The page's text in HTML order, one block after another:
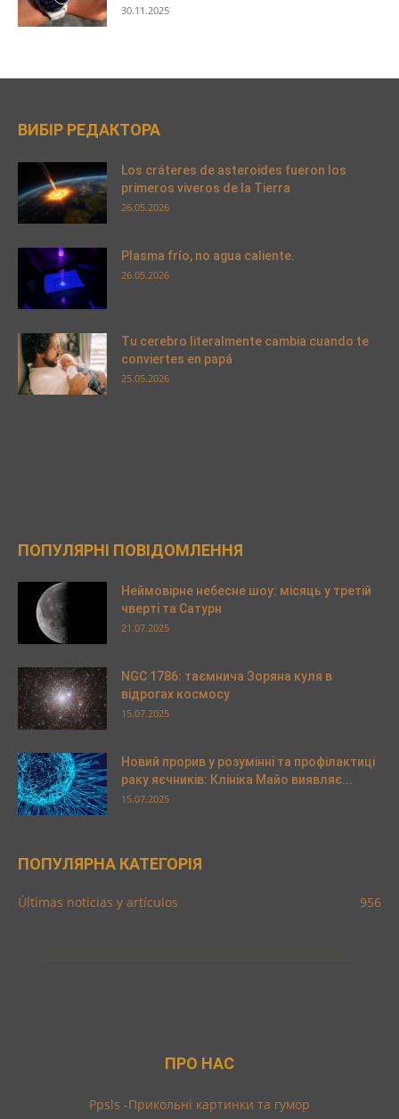
30.11.2025
ВИБІР РЕДАКТОРА
Los cráteres de asteroides fueron los
primeros viveros de la Tierra
26.05.2026
Plasma frío, no agua caliente.
26.05.2026
Tu cerebro literalmente cambia cuando te
conviertes en papá
25.05.2026
ПОПУЛЯРНІ ПОВІДОМЛЕННЯ
Неймовірне небесне шоу: місяць у третій
чверті та Сатурн
21.07.2025
NGC 1786: таємнича Зоряна куля в
відрогах космосу
15.07.2025
Новий прорив у розумінні та профілактиці
раку яєчників: Клініка Майо виявляє...
15.07.2025
ПОПУЛЯРНА КАТЕГОРІЯ
Últimas noticias y artículos 956
ПРО НАС
Ppsls -Прикольні картинки та гумор